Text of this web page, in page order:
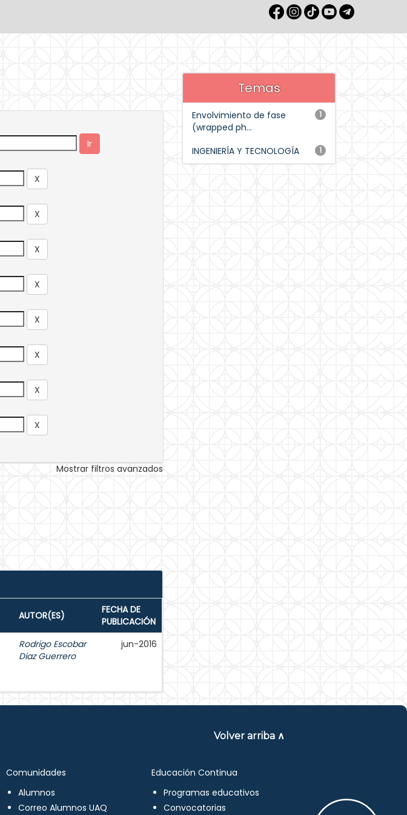
Mostrar filtros avanzados
AUTOR(ES)
FECHA DE
PUBLICACIÓN
Rodrigo Escobar
Diaz Guerrero
jun-2016
Temas
1
Envolvimiento de fase
(wrapped ph...
1
INGENIERÍA Y TECNOLOGÍA
Volver arriba ∧
Comunidades
Alumnos
Correo Alumnos UAQ
Educación Continua
Programas educativos
Convocatorias